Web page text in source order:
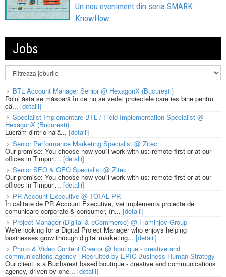
Un nou eveniment din seria SMARK
KnowHow
Jobs
BTL Account Manager Senior @ HexagonX (București)
Rolul ăsta se măsoară în ce nu se vede: proiectele care ies bine pentru
că... [detalii]
Specialist Implementare BTL / Field Implementation Specialist @
HexagonX (București)
Lucrăm dintr-o hală...[detalii]
Senior Performance Marketing Specialist @ Zitec
Our promise: You choose how you'll work with us: remote-first or at our
offices in Timpuri... [detalii]
Senior SEO & GEO Specialist @ Zitec
Our promise: You choose how you'll work with us: remote-first or at our
offices in Timpuri... [detalii]
PR Account Executive @ TOTAL PR
În calitate de PR Account Executive, vei implementa proiecte de
comunicare corporate & consumer, în... [detalii]
Project Manager (Digital & eCommerce) @ Flaminjoy Group
We're looking for a Digital Project Manager who enjoys helping
businesses grow through digital marketing... [detalii]
Photo & Video Content Creator @ boutique - creative and
communications agency | Recruited by EPIC Business Human Strategy
Our client is a Bucharest based boutique - creative and communications
agency, driven by one... [detalii]